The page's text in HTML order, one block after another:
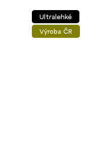
Ultralehké
Výroba ČR